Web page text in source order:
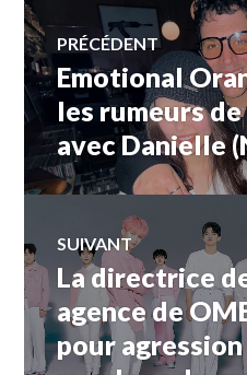
Navigation
de
l’article
PRÉCÉDENT
Article
précédent :
Emotional
les rumeurs
avec Danielle
SUIVANT
Article
Suivant:
La directrice
agence de
pour